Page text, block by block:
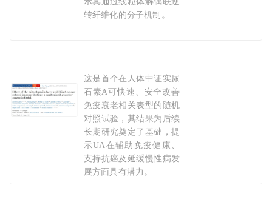
转纤维化的分子机制。
最新研究：石榴中的天然化合物
这是首个在人体中证实尿
石素A可快速、安全改善
免疫衰老相关表型的随机
对照试验，其结果为后续
长期研究奠定了基础，提
示UA在辅助免疫健康、
支持抗癌及延缓慢性病发
展方面具有潜力。